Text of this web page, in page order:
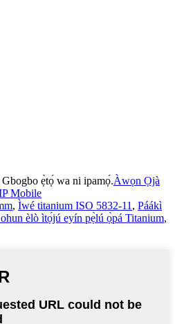
ẹ̀tọ́ wa ni ipamọ́.Àwọn Ọjà
Mobile
, Ìwé titanium ISO 5832-11 , Páákì
èlò ìtọ́jú eyín pẹ̀lú ọ̀pá Titanium,